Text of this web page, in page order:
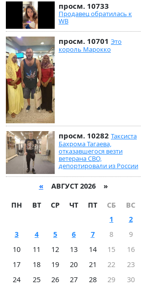
просм. 10733
Продавец обратилась к
WB
просм. 10701 Это
король Марокко
просм. 10282 Таксиста
Бахрома Тагаева,
отказавшегося везти
ветерана СВО,
депортировали из России
« АВГУСТ 2026 »
ПН ВТ СР ЧТ ПТ СБ
ВС
1
2
3
4 5 6 7 8
9
10
11 12 13 14 15
16
17
18 19 20 21 22
23
24
25 26 27 28 29
30